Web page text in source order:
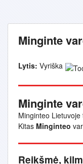
Minginte
Lytis: Vyriška
Minginte
Minginteo
Kitas Minginteo
Reikšmė,